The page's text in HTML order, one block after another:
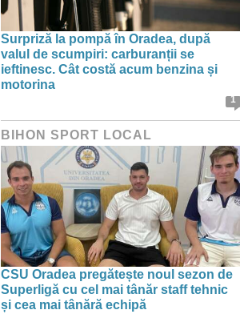
Surpriză la pompă în Oradea, după
valul de scumpiri: carburanții se
ieftinesc. Cât costă acum benzina și
motorina
1
BIHON SPORT LOCAL
CSU Oradea pregătește noul sezon de
Superligă cu cel mai tânăr staff tehnic
și cea mai tânără echipă